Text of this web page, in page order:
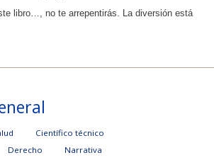
libro…, no te arrepentirás. La diversión está
Científico técnico
Derecho
Narrativa